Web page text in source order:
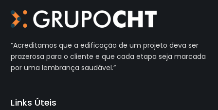
“Acreditamos que a edificação de um projeto deva ser
prazerosa para o cliente e que cada etapa seja marcada
por uma lembrança saudável.”
Links Úteis